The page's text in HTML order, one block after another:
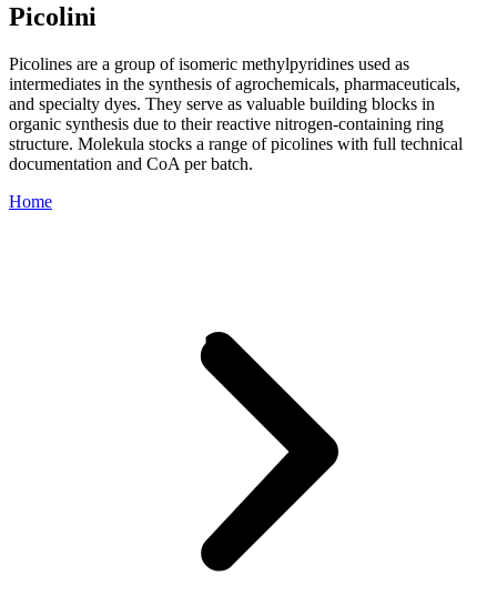
Picolini
Picolines are a group of isomeric methylpyridines used as
intermediates in the synthesis of agrochemicals, pharmaceuticals,
and specialty dyes. They serve as valuable building blocks in
organic synthesis due to their reactive nitrogen-containing ring
structure. Molekula stocks a range of picolines with full technical
documentation and CoA per batch.
Home